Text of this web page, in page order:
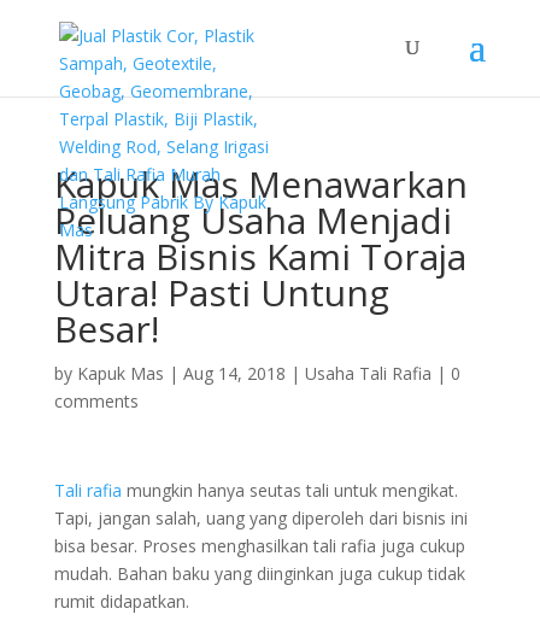
Kapuk Mas Menawarkan
Peluang Usaha Menjadi
Mitra Bisnis Kami Toraja
Utara! Pasti Untung
Besar!
by Kapuk Mas | Aug 14, 2018 | Usaha Tali Rafia | 0
comments
Tali rafia mungkin hanya seutas tali untuk mengikat.
Tapi, jangan salah, uang yang diperoleh dari bisnis ini
bisa besar. Proses menghasilkan tali rafia juga cukup
mudah. Bahan baku yang diinginkan juga cukup tidak
rumit didapatkan.